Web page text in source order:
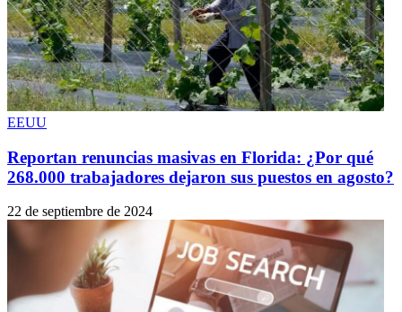
EEUU
Reportan renuncias masivas en Florida: ¿Por qué
268.000 trabajadores dejaron sus puestos en agosto?
22 de septiembre de 2024